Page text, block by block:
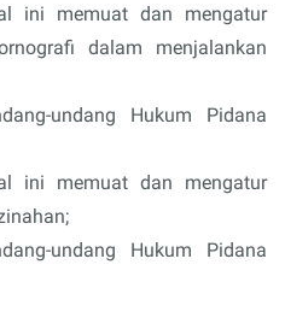
ini memuat dan mengatur
dalam menjalankan
undang Hukum Pidana
ini memuat dan mengatur
undang Hukum Pidana